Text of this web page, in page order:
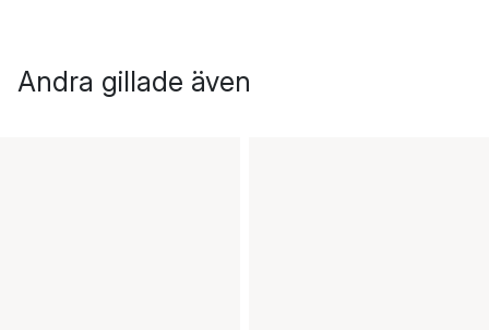
Andra gillade även